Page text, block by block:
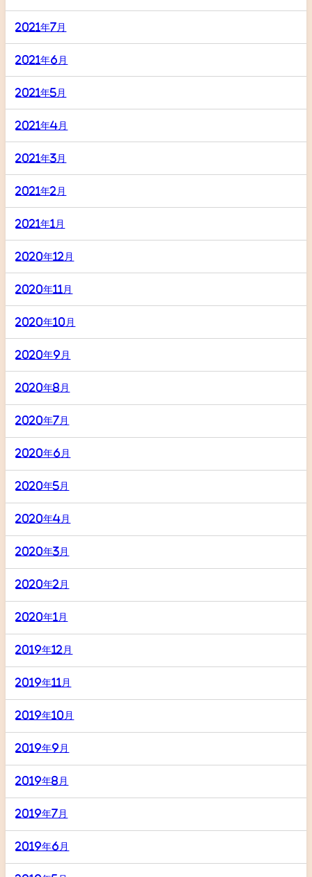
2021年7月
2021年6月
2021年5月
2021年4月
2021年3月
2021年2月
2021年1月
2020年12月
2020年11月
2020年10月
2020年9月
2020年8月
2020年7月
2020年6月
2020年5月
2020年4月
2020年3月
2020年2月
2020年1月
2019年12月
2019年11月
2019年10月
2019年9月
2019年8月
2019年7月
2019年6月